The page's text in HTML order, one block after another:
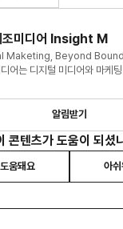
조미디어 Insight M
Maketing, Beyond
어는 디지털 미디어와 마케
알림받기
콘텐츠가 도움이 되셨
도움돼요 아